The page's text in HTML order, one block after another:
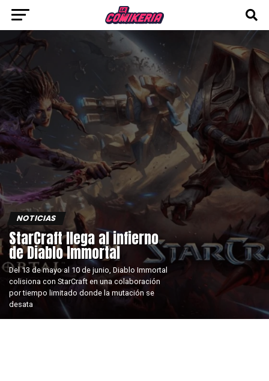
NOTICIAS
StarCraft llega al infierno
de Diablo Immortal
Del 13 de mayo al 10 de junio, Diablo Immortal
colisiona con StarCraft en una colaboración
por tiempo limitado donde la mutación se
desata